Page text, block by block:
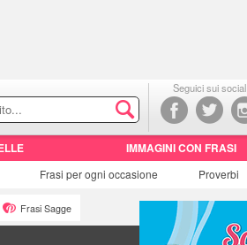
Seguici sui social
IMMAGINI CON FRASI
Frasiper ogni occasione Proverbi
Frasi Sagge